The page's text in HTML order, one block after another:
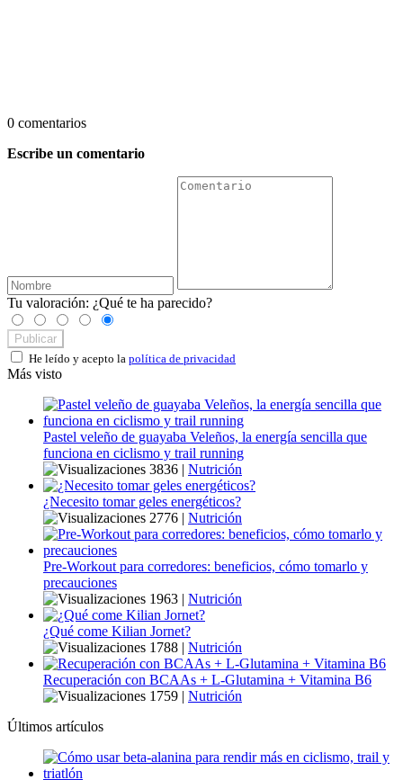
0 comentarios
Escribe un comentario
Tu valoración: ¿Qué te ha parecido?
Publicar
He leído y acepto la política de privacidad
Más visto
Pastel veleño de guayaba Veleños, la energía sencilla que
funciona en ciclismo y trail running
3836 | Nutrición
¿Necesito tomar geles energéticos?
2776 | Nutrición
Pre-Workout para corredores: beneficios, cómo tomarlo y
precauciones
1963 | Nutrición
¿Qué come Kilian Jornet?
1788 | Nutrición
Recuperación con BCAAs + L-Glutamina + Vitamina B6
1759 | Nutrición
Últimos artículos